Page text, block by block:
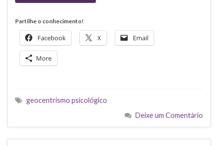
Partilhe o conhecimento!
Facebook X Email
More
geocentrismo psicológico
Deixe um Comentário